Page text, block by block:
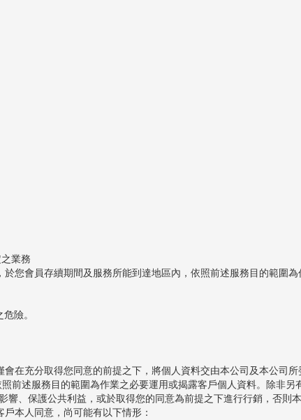
業務
您會員存續期間及服務所能到達地區內，依照前述服務目的範圍為
險。
在充分取得您同意的前提之下，將個人資料交由本公司及本公司
前述服務目的範圍為作業之必要運用或揭露客戶個人資料。除非
、保護公共利益，或於取得您的同意為前提之下進行行銷，否則
本人同意，尚可能有以下情形：